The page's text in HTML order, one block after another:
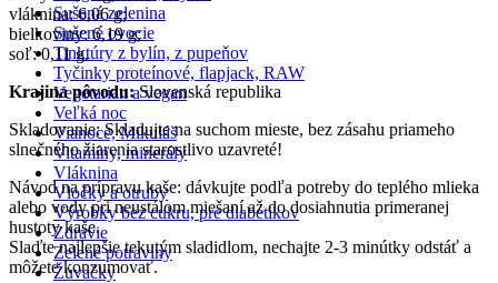
Sušená zelenina
Sušené ovocie
Tinktúry z bylín, z pupeňov
Tyčinky proteínové, flapjack, RAW
Vegetarian a vegan
Veľká noc
Vianoce, Mikuláš
Vitamíny, minerály
Vláknina
Vločky a otruby
Výrobky bez cukru, pre diabetikov
Zdravie
Zelené potraviny
Žuvačky
vláknina: 6,06 g;
bielkoviny: 6,19 g;
soľ: 0,11 g.
Krajina pôvodu:Slovenská republika
Skladovanie: Skladujte na suchom mieste, bez zásahu priameho
slnečného žiarenia starostlivo uzavreté!
Návod na prípravu kaše: dávkujte podľa potreby do teplého mlieka
alebo vody pri neustálom miešaní až do dosiahnutia primeranej
hustoty kaše.
Slaďte najlepšie tekutým sladidlom, nechajte 2-3 minútky odstáť a
môžete konzumovať.